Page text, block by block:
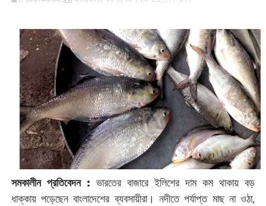
সমকালীন প্রতিবেদন : ভারতের বাজারে ইলিশের দাম কম থাকায় বড়
ধাক্কায় পড়েছেন বাংলাদেশের ব্যবসায়ীরা। নদীতে পর্যাপ্ত মাছ না ওঠা,